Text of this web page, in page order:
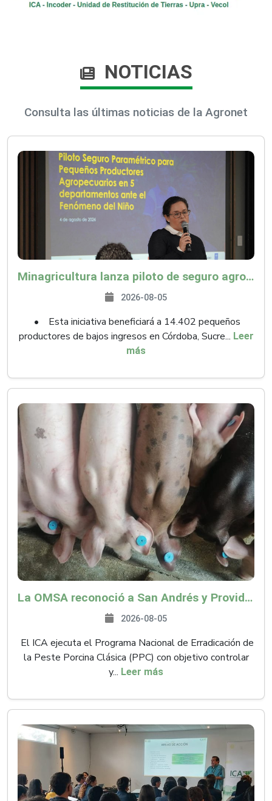
NOTICIAS
Consulta las últimas noticias de la Agronet
Minagricultura lanza piloto de seguro agropecuario por $9.625 millones para proteger a más de 14.000 pequeños productores contra riesgos del Fenómeno de El Niño
2026-08-05
• Esta iniciativa beneficiará a 14.402 pequeños
productores de bajos ingresos en Córdoba, Sucre... Leer
más
La OMSA reconoció a San Andrés y Providencia como zona libre de Peste Porcina Clásica (PPC)
2026-08-05
El ICA ejecuta el Programa Nacional de Erradicación de
la Peste Porcina Clásica (PPC) con objetivo controlar
y... Leer más